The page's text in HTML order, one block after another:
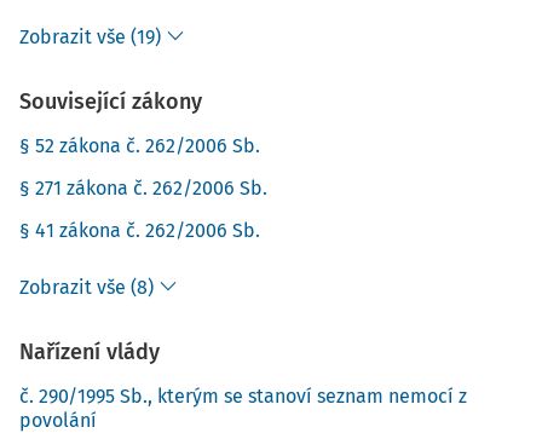
Zobrazit vše (19)
Související zákony
§ 52 zákona č. 262/2006 Sb.
§ 271 zákona č. 262/2006 Sb.
§ 41 zákona č. 262/2006 Sb.
Zobrazit vše (8)
Nařízení vlády
č. 290/1995 Sb., kterým se stanoví seznam nemocí z
povolání